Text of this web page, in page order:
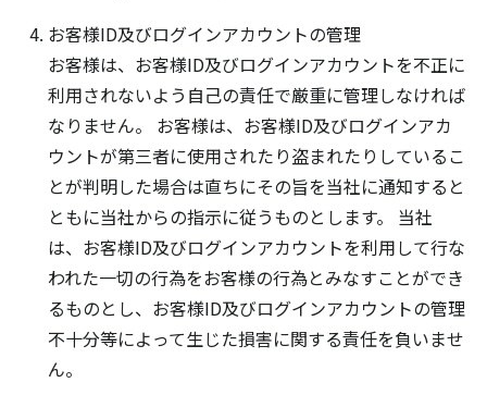
お客様ID及びログインアカウントの管理
お客様は、お客様ID及びログインアカウントを不正に
利用されないよう自己の責任で厳重に管理しなければ
なりません。 お客様は、お客様ID及びログインアカ
ウントが第三者に使用されたり盗まれたりしているこ
とが判明した場合は直ちにその旨を当社に通知すると
ともに当社からの指示に従うものとします。 当社
は、お客様ID及びログインアカウントを利用して行な
われた一切の行為をお客様の行為とみなすことができ
るものとし、お客様ID及びログインアカウントの管理
不十分等によって生じた損害に関する責任を負いませ
ん。